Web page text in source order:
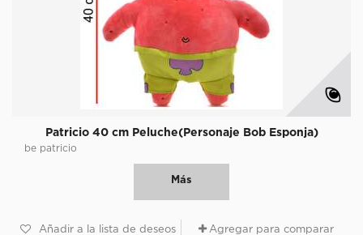
Patricio 40 cm Peluche(Personaje Bob Esponja)
be patricio
Más
Añadir a la lista de deseos Agregar para comparar